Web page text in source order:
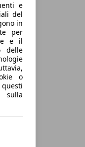
e
del
in
per
e il
delle
o
sulla